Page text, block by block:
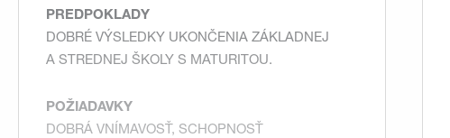
PREDPOKLADY
DOBRÉ VÝSLEDKY UKONČENIA ZÁKLADNEJ
A STREDNEJ ŠKOLY S MATURITOU.
POŽIADAVKY
DOBRÁ VNÍMAVOSŤ, SCHOPNOSŤ